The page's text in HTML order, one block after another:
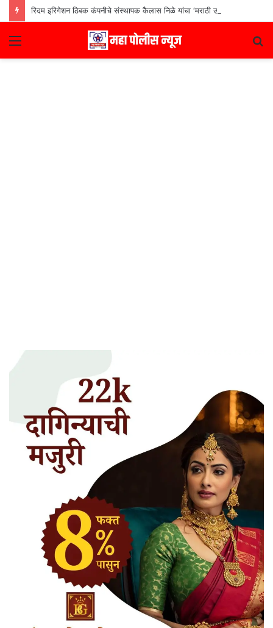
Menu